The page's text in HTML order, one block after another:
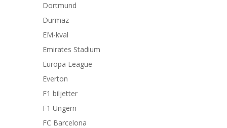
Dortmund
Durmaz
EM-kval
Emirates Stadium
Europa League
Everton
F1 biljetter
F1 Ungern
FC Barcelona